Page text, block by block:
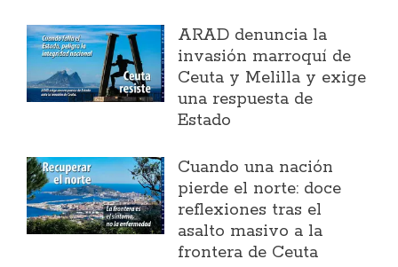
ARAD denuncia la
invasión marroquí de
Ceuta y Melilla y exige
una respuesta de
Estado
Cuando una nación
pierde el norte: doce
reflexiones tras el
asalto masivo a la
frontera de Ceuta